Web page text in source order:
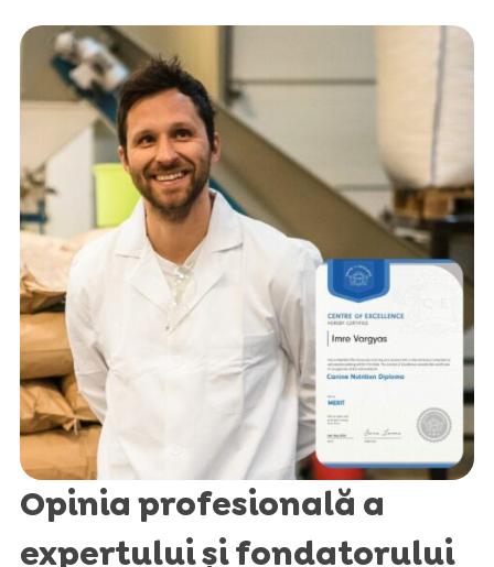
Opinia profesională a
expertului și fondatorului